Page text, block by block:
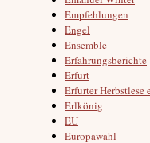
Empfehlungen
Engel
Ensemble
Erfahrungsberichte
Erfurt
Erfurter Herbstlese
Erlkönig
EU
Europawahl